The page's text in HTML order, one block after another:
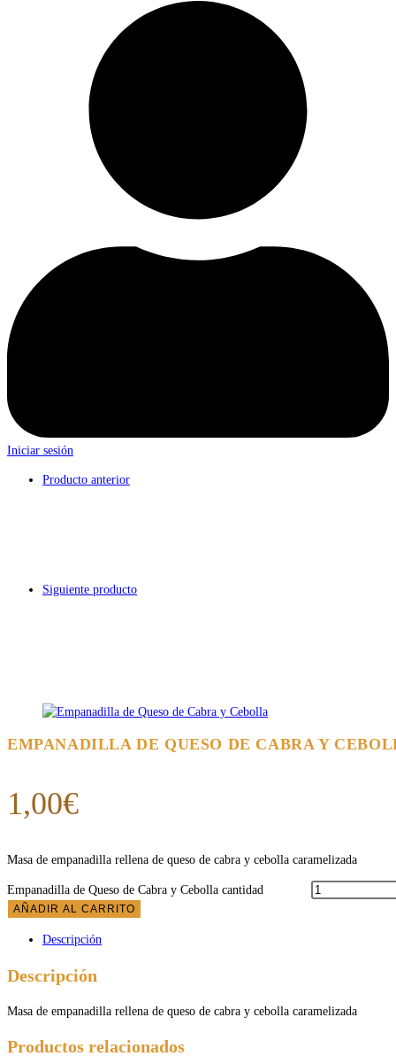
Iniciar sesión
Producto anterior
Siguiente producto
EMPANADILLA DE QUESO DE CABRA Y
1,00€
Masa de empanadilla rellena de queso de cabra y cebolla caramelizada
Empanadilla de Queso de Cabra y Cebolla cantidad
AÑADIR AL CARRITO
Descripción
Descripción
Masa de empanadilla rellena de queso de cabra y cebolla caramelizada
Productos relacionados